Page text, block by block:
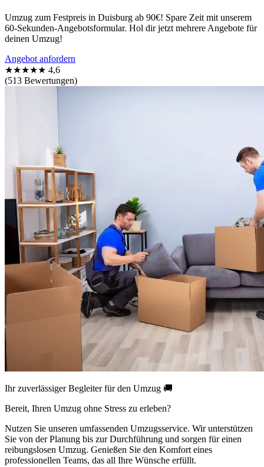
Umzug zum Festpreis in Duisburg ab 90€! Spare Zeit mit unserem
60-Sekunden-Angebotsformular. Hol dir jetzt mehrere Angebote für
deinen Umzug!
Angebot anfordern
★★★★★ 4,6
(513 Bewertungen)
Ihr zuverlässiger Begleiter für den Umzug 🚚
Bereit, Ihren Umzug ohne Stress zu erleben?
Nutzen Sie unseren umfassenden Umzugsservice. Wir unterstützen
Sie von der Planung bis zur Durchführung und sorgen für einen
reibungslosen Umzug. Genießen Sie den Komfort eines
professionellen Teams, das all Ihre Wünsche erfüllt.